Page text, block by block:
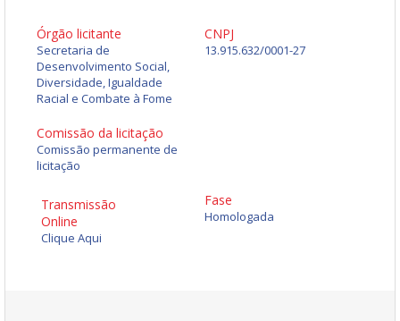
Órgão licitante
Secretaria de
Desenvolvimento Social,
Diversidade, Igualdade
Racial e Combate à Fome
CNPJ
13.915.632/0001-27
Comissão da licitação
Comissão permanente de
licitação
Transmissão
Online
Clique Aqui
Fase
Homologada